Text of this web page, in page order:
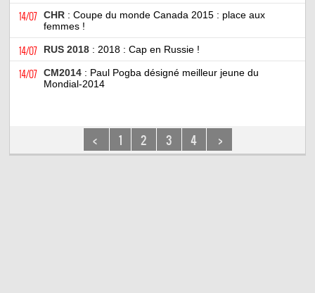
14/07 CHR : Coupe du monde Canada 2015 : place aux
femmes !
14/07 RUS 2018 : 2018 : Cap en Russie !
14/07 CM2014 : Paul Pogba désigné meilleur jeune du
Mondial-2014
< 1 2 3 4 >